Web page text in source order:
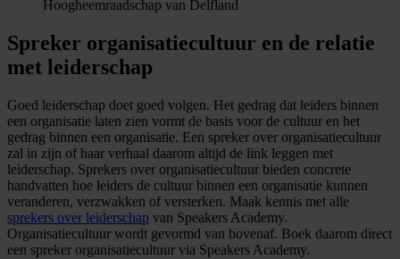
Hoogheemraadschap van Delfland
Spreker organisatiecultuur en de relatie
met leiderschap
Goed leiderschap doet goed volgen. Het gedrag dat leiders binnen
een organisatie laten zien vormt de basis voor de cultuur en het
gedrag binnen een organisatie. Een spreker over organisatiecultuur
zal in zijn of haar verhaal daarom altijd de link leggen met
leiderschap. Sprekers over organisatiecultuur bieden concrete
handvatten hoe leiders de cultuur binnen een organisatie kunnen
veranderen, verzwakken of versterken. Maak kennis met alle
sprekers over leiderschap van Speakers Academy.
Organisatiecultuur wordt gevormd van bovenaf. Boek daarom direct
een spreker organisatiecultuur via Speakers Academy.